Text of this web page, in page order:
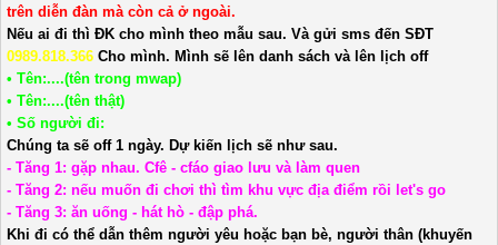
trên diễn đàn mà còn cả ở ngoài.
Nếu ai đi thì ĐK cho mình theo mẫu sau. Và gửi sms đến SĐT
0989.818.366 Cho mình. Mình sẽ lên danh sách và lên lịch off
• Tên:....(tên trong mwap)
• Tên:....(tên thật)
• Số người đi:
Chúng ta sẽ off 1 ngày. Dự kiến lịch sẽ như sau.
- Tăng 1: gặp nhau. Cfê - cfáo giao lưu và làm quen
- Tăng 2: nếu muốn đi chơi thì tìm khu vực địa điểm rồi let's go
- Tăng 3: ăn uống - hát hò - đập phá.
Khi đi có thể dẫn thêm người yêu hoặc bạn bè, người thân (khuyến